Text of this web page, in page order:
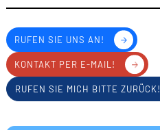
RUFEN SIE UNS AN!
KONTAKT PER E-MAIL!
RUFEN SIE MICH BITTE ZURÜCK!